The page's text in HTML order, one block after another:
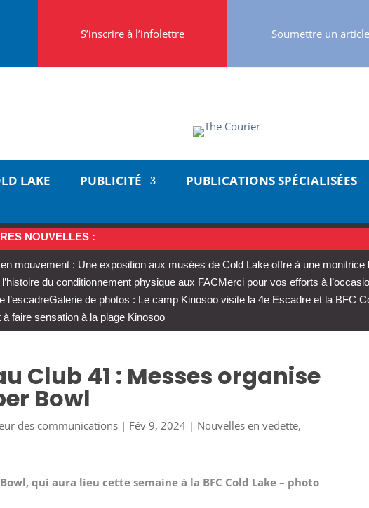
S’inscrire à l’infolettre Soumettre un article
LAKE PUBLICITÉ PUBLICATIONS SPÉCIALISÉES
NOUVELLES :
mouvement : Une exposition aux musées de Cold Lake offre à une monitrice
du conditionnement physique aux FACMerci pour vos efforts à
l’escadreGalerie de photos : Le camp Kinosoo visite la 4e Escadre et la BFC
à faire sensation à la plage Kinosoo
Club 41 : Messes organise
Bowl
des communications | Fév 9, 2024 | Nouvelles en vedette,
qui aura lieu cette semaine à la BFC Cold Lake – photo